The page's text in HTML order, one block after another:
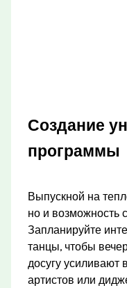
Создание
программы
Выпускной на
но и возможность
Запланируйте
танцы, чтобы
досугу
артистов или